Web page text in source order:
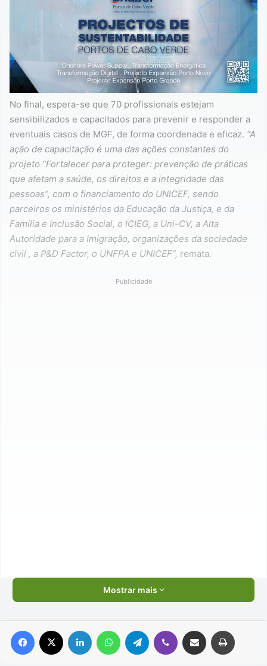
No final, espera-se que 70 profissionais estejam
sensibilizados e capacitados para prevenir e responder a
eventuais casos de MGF, de forma coordenada e eficaz. “A
ação de capacitação é uma das ações constantes do
projeto “Fortalecer para proteger: prevenção de práticas
que afetam a saúde, os direitos e a integridade das
pessoas”, com o financiamento do UNICEF, sendo
parceiros os ministérios da Educação da Justiça, e da
Família e Inclusão Social, o ICIEG, a Uni-CV, a Alta
Autoridade para a Imigração, organizações da sociedade
civil , a P&D Factor, o UNFPA e UNICEF”, remata.
Publicidade
Mostrar mais
Facebook Linkedin WhatsAppTelegram Viber Compartilhar via e-mail